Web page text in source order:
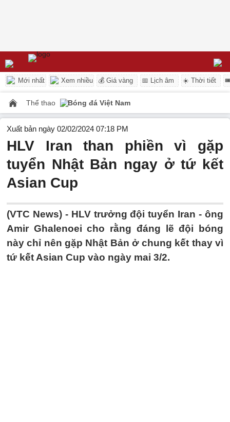
Mới nhất Xem nhiều 💰 Giá vàng 📅 Lịch âm ☀️ Thời tiết
Thể thao Bóng đá Việt Nam
Xuất bản ngày 02/02/2024 07:18 PM
HLV Iran than phiền vì gặp
tuyển Nhật Bản ngay ở tứ kết
Asian Cup
(VTC News) - HLV trưởng đội tuyển Iran - ông
Amir Ghalenoei cho rằng đáng lẽ đội bóng
này chỉ nên gặp Nhật Bản ở chung kết thay vì
tứ kết Asian Cup vào ngày mai 3/2.